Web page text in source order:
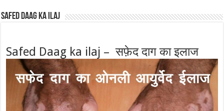
Safed Daag ka ilaj
Safed Daag ka ilaj – सफ़ेद दाग का इलाज